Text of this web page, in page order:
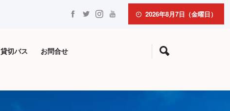
2026年8月7日（金曜日）
貸切バス お問合せ